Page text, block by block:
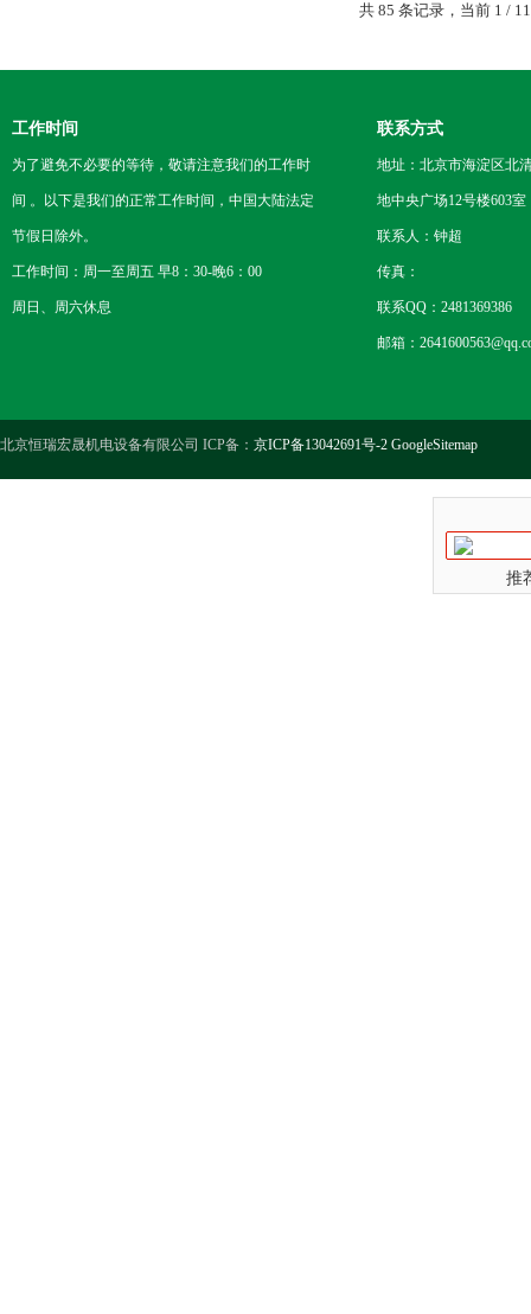
共 85 条记录，当前 1 /
工作时间
为了避免不必要的等待，敬请注意我们的工作时
间 。以下是我们的正常工作时间，中国大陆法定
节假日除外。
工作时间：周一至周五 早8：30-晚6：00
周日、周六休息
联系方式
地址：北京市海淀区北
地中央广场12号楼603室
联系人：钟超
传真：
联系QQ：2481369386
邮箱：
北京恒瑞宏晟机电设备有限公司 ICP备： 京ICP备13042691号-2 GoogleSitemap
推